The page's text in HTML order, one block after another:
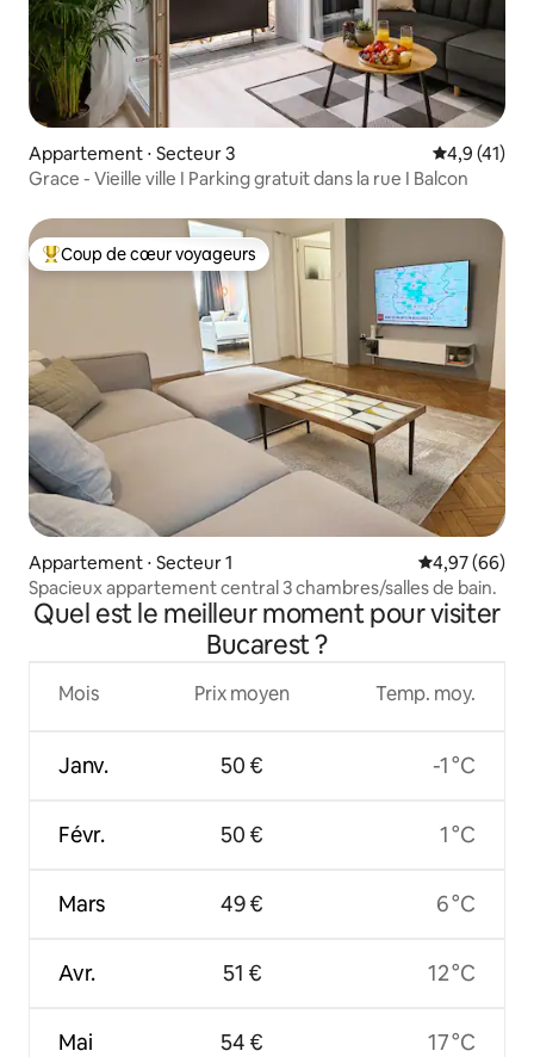
Appartement ⋅ Secteur 3 Évaluation
4,9 (41)
Grace - Vieille ville I Parking gratuit dans la rue I Balcon
Coups de cœur voyageurs les plus appréciés
Coup de cœur voyageurs
Appartement ⋅ Secteur 1 Évaluation
4,97 (66)
Spacieux appartement central 3 chambres/salles de bain.
Quel est le meilleur moment pour visiter
Bucarest ?
Mois
Janv.
Févr.
Mars
Avr.
Mai
Prix moyen
50 €
50 €
49 €
51 €
54 €
Temp. moy.
-1 °C
1 °C
6 °C
12 °C
17 °C